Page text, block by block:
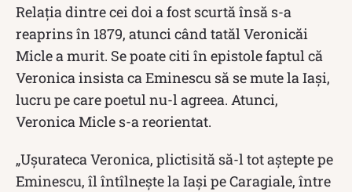
Relația dintre cei doi a fost scurtă însă s-a
reaprins în 1879, atunci când tatăl Veronicăi
Micle a murit. Se poate citi în epistole faptul că
Veronica insista ca Eminescu să se mute la Iași,
lucru pe care poetul nu-l agreea. Atunci,
Veronica Micle s-a reorientat.
„Uşurateca Veronica, plictisită să-l tot aştepte pe
Eminescu, îl întîlneşte la Iaşi pe Caragiale, între